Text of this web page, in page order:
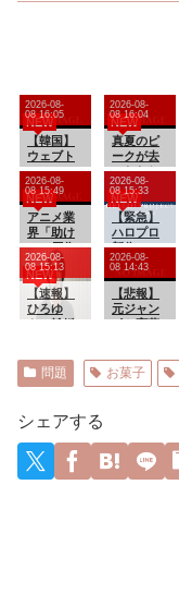
【韓国】
ウェブト
ゥーン、
売上が減
りはじめ
た？カカ
オのスト
ーリー部
門、前年
同期比で
売上がマ
イナス
NEW
2026-08-
08 16:05
真夏のピ
ークが去
ったわね
NEW
2026-08-
08 16:04
アニメ業
界「助け
て！原作
が枯渇し
てる
の！」←
いや既存
ね？
NEW
2026-08-
08 15:49
【緊急】
ハロプロ
新作
FSK、唯
一全く売
れないグ
ループ
NEW
2026-08-
08 15:33
【速報】
ひろゆ
NEW
2026-08-
08 15:13
【悲報】
元ジャン
日に
Instagra
2026-08-
08 14:43
問題 お菓子
シェアする